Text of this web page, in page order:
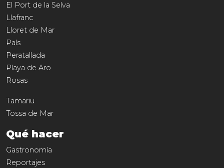
El Port de la Selva
Llafranc
Lloret de Mar
Pals
Peratallada
Playa de Aro
Rosas
Tamariu
Tossa de Mar
Qué hacer
Gastronomía
Reportajes